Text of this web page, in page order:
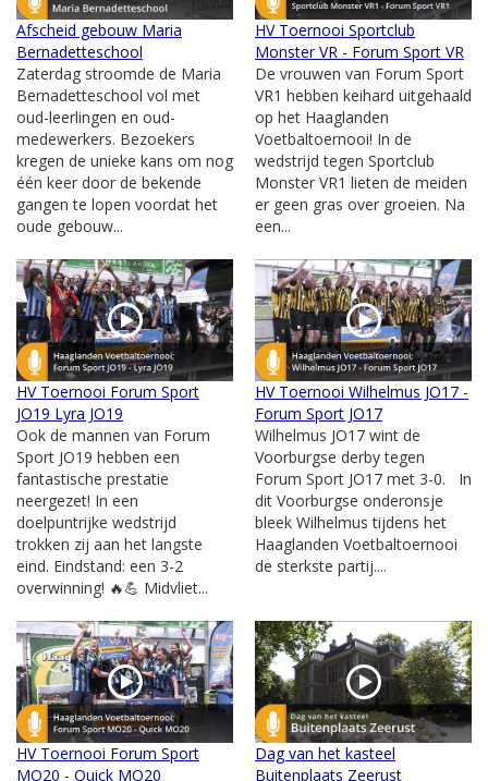
Afscheid gebouw Maria
Bernadetteschool
Zaterdag stroomde de Maria
Bernadetteschool vol met
oud-leerlingen en oud-
medewerkers. Bezoekers
kregen de unieke kans om nog
één keer door de bekende
gangen te lopen voordat het
oude gebouw...
HV Toernooi Sportclub
Monster VR - Forum Sport VR
De vrouwen van Forum Sport
VR1 hebben keihard uitgehaald
op het Haaglanden
Voetbaltoernooi! In de
wedstrijd tegen Sportclub
Monster VR1 lieten de meiden
er geen gras over groeien. Na
een...
HV Toernooi Forum Sport
JO19 Lyra JO19
Ook de mannen van Forum
Sport JO19 hebben een
fantastische prestatie
neergezet! In een
doelpuntrijke wedstrijd
trokken zij aan het langste
eind. Eindstand: een 3-2
overwinning! 🔥💪 Midvliet...
HV Toernooi Wilhelmus JO17 -
Forum Sport JO17
Wilhelmus JO17 wint de
Voorburgse derby tegen
Forum Sport JO17 met 3-0. In
dit Voorburgse onderonsje
bleek Wilhelmus tijdens het
Haaglanden Voetbaltoernooi
de sterkste partij....
HV Toernooi Forum Sport
MO20 - Quick MO20
Dag van het kasteel
Buitenplaats Zeerust